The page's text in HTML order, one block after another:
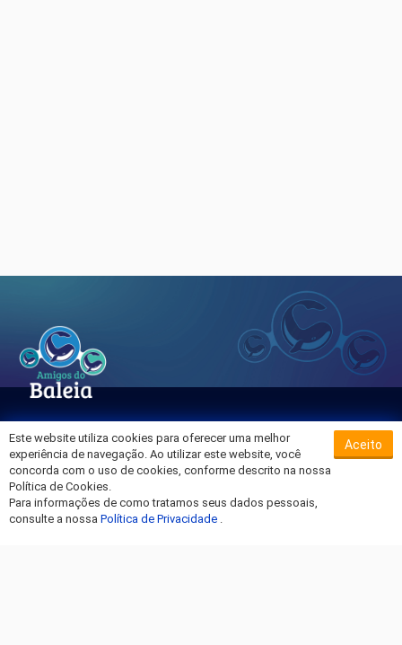
Sobre o Hospital da Baleia
Termos de Uso
Política de Privacidade
Entre em Contato
Este website utiliza cookies para oferecer uma melhor
experiência de navegação. Ao utilizar este website, você
concorda com o uso de cookies, conforme descrito na nossa
Política de Cookies.
Para informações de como tratamos seus dados pessoais,
consulte a nossa Política de Privacidade .
Aceito